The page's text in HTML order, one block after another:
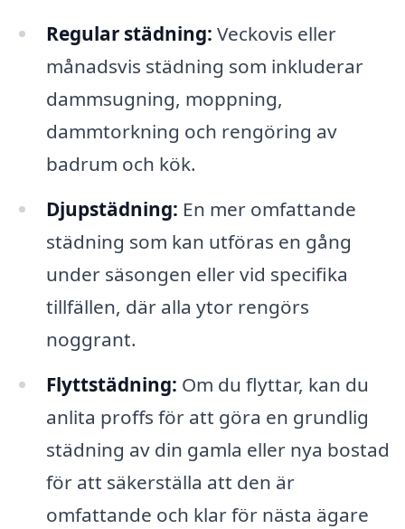
Regular städning: Veckovis eller
månadsvis städning som inkluderar
dammsugning, moppning,
dammtorkning och rengöring av
badrum och kök.
Djupstädning: En mer omfattande
städning som kan utföras en gång
under säsongen eller vid specifika
tillfällen, där alla ytor rengörs
noggrant.
Flyttstädning: Om du flyttar, kan du
anlita proffs för att göra en grundlig
städning av din gamla eller nya bostad
för att säkerställa att den är
omfattande och klar för nästa ägare